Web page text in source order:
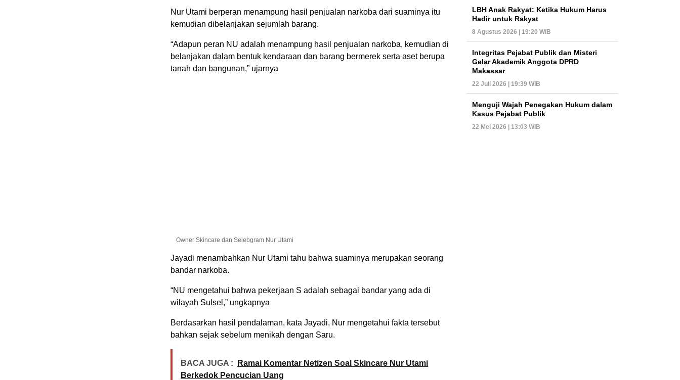
Nur Utami berperan menampung hasil penjualan narkoba dari suaminya itu
kemudian dibelanjakan sejumlah barang.
“Adapun peran NU adalah menampung hasil penjualan narkoba, kemudian di
belanjakan dalam bentuk kendaraan dan barang bermerek serta aset berupa
tanah dan bangunan,” ujarnya
Owner Skincare dan Selebgram Nur Utami
Jayadi menambahkan Nur Utami tahu bahwa suaminya merupakan seorang
bandar narkoba.
“NU mengetahui bahwa pekerjaan S adalah sebagai bandar yang ada di
wilayah Sulsel,” ungkapnya
Berdasarkan hasil pendalaman, kata Jayadi, Nur mengetahui fakta tersebut
bahkan sejak sebelum menikah dengan Saru.
BACA JUGA :
Ramai Komentar Netizen Soal Skincare Nur Utami
Berkedok Pencucian Uang
LBH Anak Rakyat: Ketika Hukum Harus
Hadir untuk Rakyat
8 Agustus 2026 | 19:20 WIB
Integritas Pejabat Publik dan Misteri
Gelar Akademik Anggota DPRD
Makassar
22 Juli 2026 | 19:39 WIB
Menguji Wajah Penegakan Hukum dalam
Kasus Pejabat Publik
22 Mei 2026 | 13:03 WIB